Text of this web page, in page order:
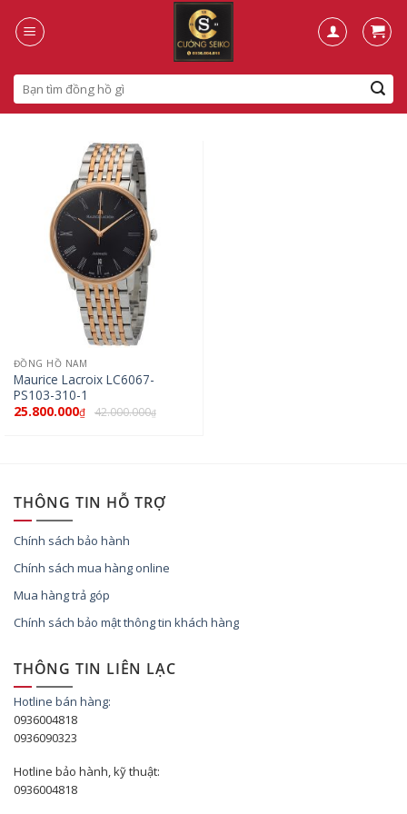
Search
for:
ĐỒNG HỒ NAM
Maurice Lacroix LC6067-
PS103-310-1
25.800.000₫ 42.000.000₫
THÔNG TIN HỖ TRỢ
Chính sách bảo hành
Chính sách mua hàng online
Mua hàng trả góp
Chính sách bảo mật thông tin khách hàng
THÔNG TIN LIÊN LẠC
Hotline bán hàng:
0936004818
0936090323
Hotline bảo hành, kỹ thuật:
0936004818